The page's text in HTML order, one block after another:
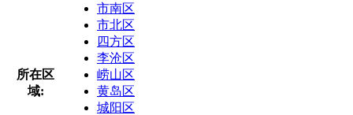
所在区
域:
市南区
市北区
四方区
李沧区
崂山区
黄岛区
城阳区